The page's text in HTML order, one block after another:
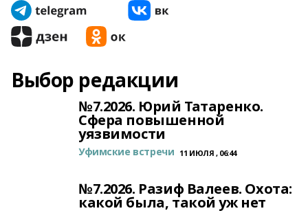
Выбор редакции
№7.2026. Юрий Татаренко.
Сфера повышенной
уязвимости
Уфимские встречи 11 ИЮЛЯ , 06:44
№7.2026. Разиф Валеев. Охота:
какой была, такой уж нет